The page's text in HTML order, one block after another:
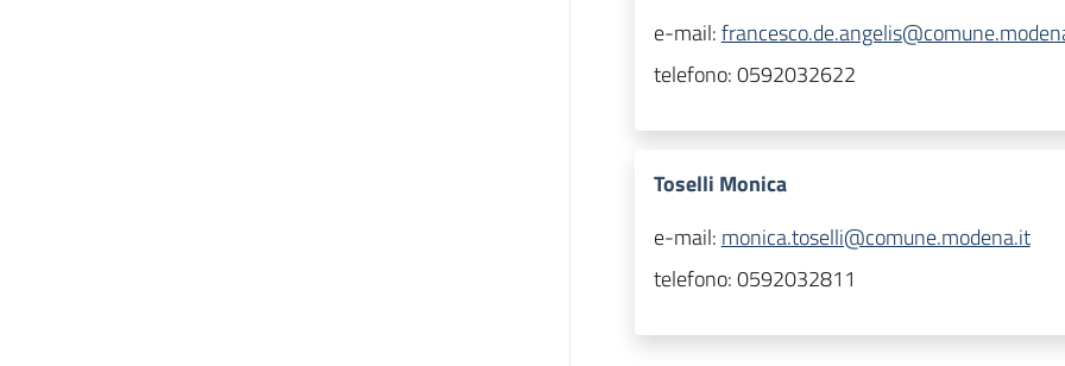
e-mail:
telefono:0592032622
Toselli Monica
e-mail: monica.toselli@comune.modena.it
telefono:0592032811